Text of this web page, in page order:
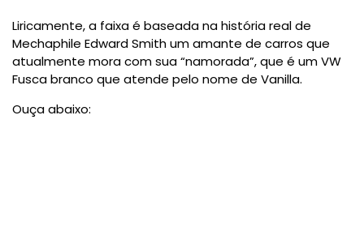
Liricamente, a faixa é baseada na história real de
Mechaphile Edward Smith um amante de carros que
atualmente mora com sua “namorada”, que é um VW
Fusca branco que atende pelo nome de Vanilla.
Ouça abaixo: